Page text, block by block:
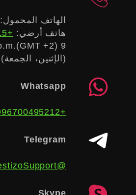
الهاتف المحمول:
هاتف أرضي: +996312610515
9 a.m. - 9 p.m.(GMT +2)
(الإثنين، الجمعة)
Whatsapp
+996700495212
Telegram
@InvestizoSupport